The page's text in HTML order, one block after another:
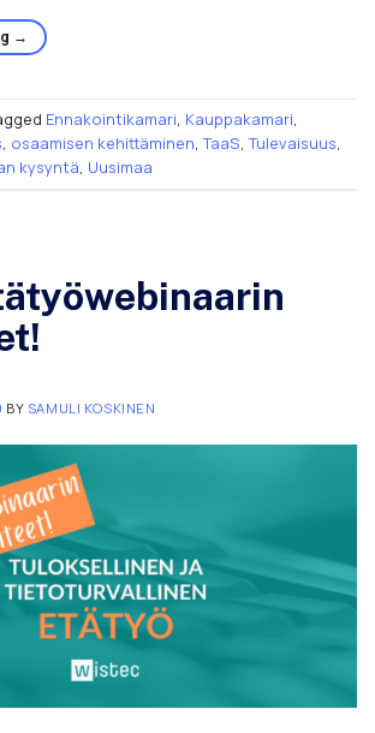
→
Ennakointikamari, Kauppakamari,
, osaamisen kehittäminen,TaaS,Tulevaisuus,
kysyntä, Uusimaa
BY SAMULI KOSKINEN